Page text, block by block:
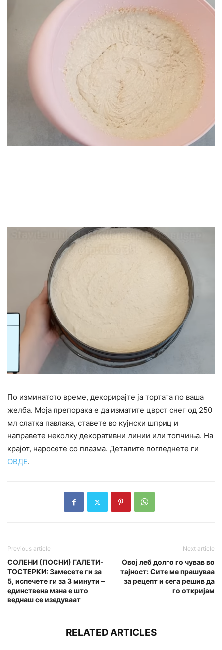
По изминатото време, декорирајте ја тортата по ваша
желба. Моја препорака е да изматите цврст снег од 250
мл слатка павлака, ставете во кујнски шприц и
направете неколку декоративни линии или топчиња. На
крајот, наросете со плазма. Деталите погледнете ги
ОВДЕ.
Previous article
СОЛЕНИ (ПОСНИ) ГАЛЕТИ-
ТОСТЕРКИ: Замесете ги за
5, испечете ги за 3 минути –
единствена мана е што
веднаш се изедуваат
Next article
Овој леб долго го чував во
тајност: Сите ме прашуваа
за рецепт и сега решив да
го откријам
RELATED ARTICLES